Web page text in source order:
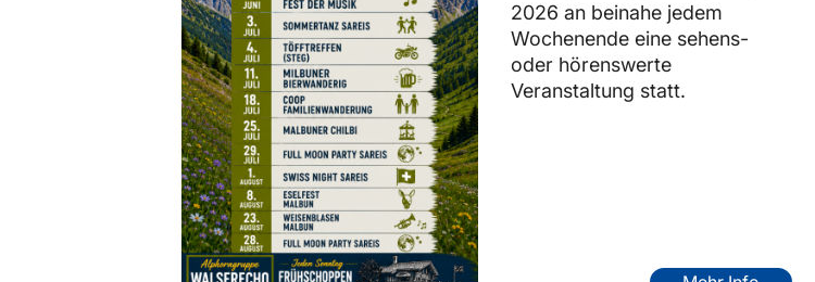
2026 an beinahe jedem
Wochenende eine sehens-
oder hörenswerte
Veranstaltung statt.